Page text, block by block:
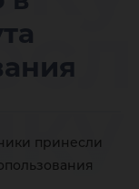
принесли